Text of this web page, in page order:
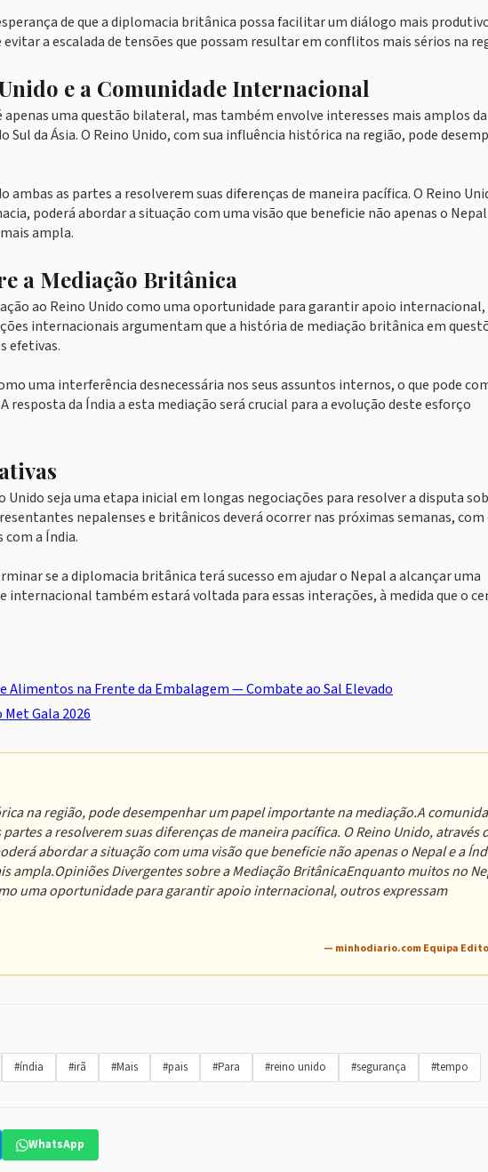
de que a diplomacia britânica possa facilitar um diálogo mais
a escalada de tensões que possam resultar em conflitos mais sérios na
e a Comunidade Internacional
uma questão bilateral, mas também envolve interesses mais amplos da
da Ásia. O Reino Unido, com sua influência histórica na região, pode
as partes a resolverem suas diferenças de maneira pacífica. O Reino
poderá abordar a situação com uma visão que beneficie não apenas o Nepal
ampla.
a Mediação Britânica
ao Reino Unido como uma oportunidade para garantir apoio
internacionais argumentam que a história de mediação britânica em
efetivas.
uma interferência desnecessária nos seus assuntos internos, o que pode
resposta da Índia a esta mediação será crucial para a evolução deste esforço
Unido seja uma etapa inicial em longas negociações para resolver a disputa
nepalenses e britânicos deverá ocorrer nas próximas semanas, com
a Índia.
se a diplomacia britânica terá sucesso em ajudar o Nepal a alcançar uma
internacional também estará voltada para essas interações, à medida que o
Alimentos na Frente da Embalagem — Combate ao Sal Elevado
Gala 2026
na região, pode desempenhar um papel importante na mediação.A
a resolverem suas diferenças de maneira pacífica. O Reino Unido, através
abordar a situação com uma visão que beneficie não apenas o Nepal e a
ampla.Opiniões Divergentes sobre a Mediação BritânicaEnquanto muitos no
uma oportunidade para garantir apoio internacional, outros expressam
— minhodiario.com Equipa
#índia #irã #Mais #pais #Para #reino unido #segurança #tempo
WhatsApp